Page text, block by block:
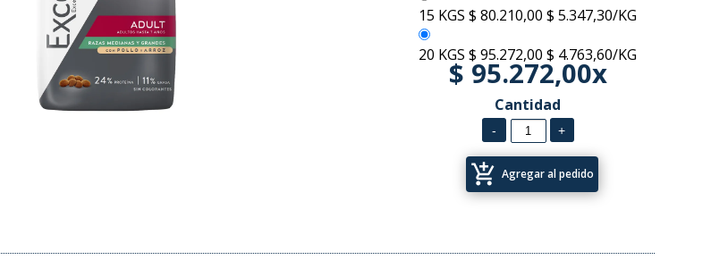
15 KGS $ 80.210,00 $ 5.347,30/KG
20 KGS $ 95.272,00 $ 4.763,60/KG
$ 95.272,00x
Cantidad
add_shopping_cart Agregar al pedido